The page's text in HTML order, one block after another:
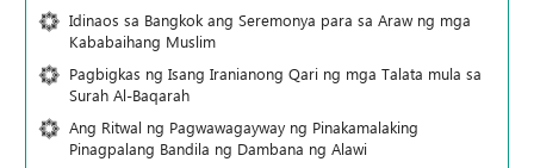
Idinaos sa Bangkok ang Seremonya para sa Araw ng mga
Kababaihang Muslim
Pagbigkas ng Isang Iranianong Qari ng mga Talata mula sa
Surah Al-Baqarah
Ang Ritwal ng Pagwawagayway ng Pinakamalaking
Pinagpalang Bandila ng Dambana ng Alawi